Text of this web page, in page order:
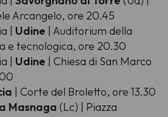
Arcangelo, ore 20.45
| Udine | Auditorium della
e tecnologica, ore 20.30
| Udine | Chiesa di San Marco
| Corte del Broletto, ore 13.30
Masnaga (Lc) | Piazza